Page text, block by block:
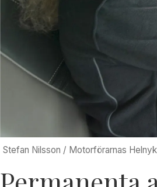
Stefan Nilsson / Motorförarnas